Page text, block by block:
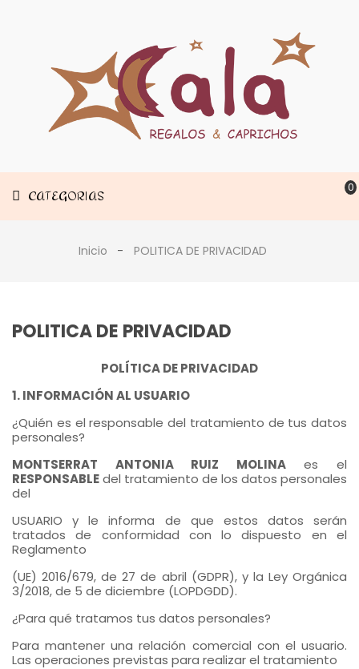
CATEGORIAS 0
Decoración
Estancias
Inicio POLITICA DE PRIVACIDAD
POLITICA DE PRIVACIDAD
POLÍTICA DE PRIVACIDAD
1. INFORMACIÓN AL USUARIO
¿Quién es el responsable del tratamiento de tus datos
personales?
MONTSERRAT ANTONIA RUIZ MOLINAes el
RESPONSABLEdel tratamiento de los datos personales
del
USUARIO y le informa de que estos datos serán
tratados de conformidad con lo dispuesto en el
Reglamento
(UE) 2016/679, de 27 de abril (GDPR), y la Ley Orgánica
3/2018, de 5 de diciembre (LOPDGDD).
¿Para qué tratamos tus datos personales?
Para mantener una relación comercial con el usuario.
Las operaciones previstas para realizar el tratamiento